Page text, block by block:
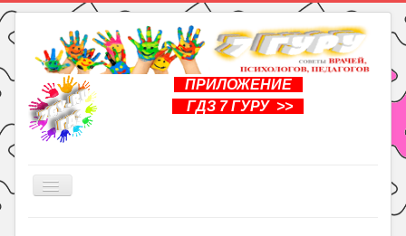
ПРИЛОЖЕНИЕ
ГДЗ 7 ГУРУ >>
Включить/